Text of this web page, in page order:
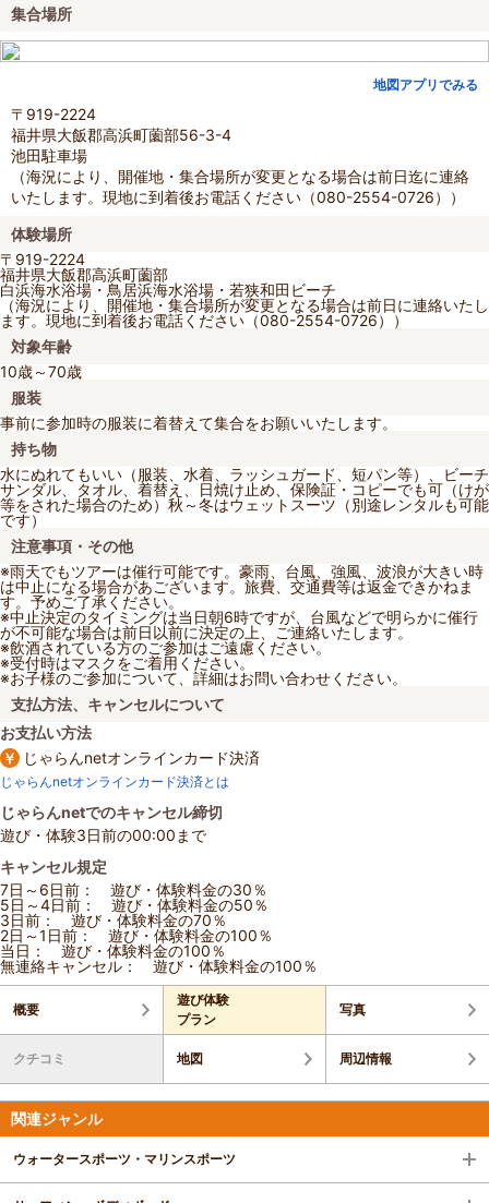
集合場所
地図アプリでみる
〒919-2224
福井県大飯郡高浜町薗部56-3-4
池田駐車場
（海況により、開催地・集合場所が変更となる場合は前日迄に連絡
いたします。現地に到着後お電話ください（080-2554-0726））
体験場所
〒919-2224
福井県大飯郡高浜町薗部
白浜海水浴場・鳥居浜海水浴場・若狭和田ビーチ
（海況により、開催地・集合場所が変更となる場合は前日に連絡いたし
ます。現地に到着後お電話ください（080-2554-0726））
対象年齢
10歳～70歳
服装
事前に参加時の服装に着替えて集合をお願いいたします。
持ち物
水にぬれてもいい（服装、水着、ラッシュガード、短パン等）、ビーチ
サンダル、タオル、着替え、日焼け止め、保険証・コピーでも可（けが
等をされた場合のため）秋～冬はウェットスーツ（別途レンタルも可能
です）
注意事項・その他
※雨天でもツアーは催行可能です。豪雨、台風、強風、波浪が大きい時
は中止になる場合があございます。旅費、交通費等は返金できかねま
す。予めご了承ください。
※中止決定のタイミングは当日朝6時ですが、台風などで明らかに催行
が不可能な場合は前日以前に決定の上、ご連絡いたします。
※飲酒されている方のご参加はご遠慮ください。
※受付時はマスクをご着用ください。
※お子様のご参加について、詳細はお問い合わせください。
支払方法、キャンセルについて
お支払い方法
じゃらんnetオンラインカード決済
じゃらんnetオンラインカード決済とは
じゃらんnetでのキャンセル締切
遊び・体験3日前の00:00まで
キャンセル規定
7日～6日前： 遊び・体験料金の30％
5日～4日前： 遊び・体験料金の50％
3日前： 遊び・体験料金の70％
2日～1日前： 遊び・体験料金の100％
当日： 遊び・体験料金の100％
無連絡キャンセル： 遊び・体験料金の100％
概要
遊び体験
プラン
写真
クチコミ 地図 周辺情報
関連ジャンル
ウォータースポーツ・マリンスポーツ